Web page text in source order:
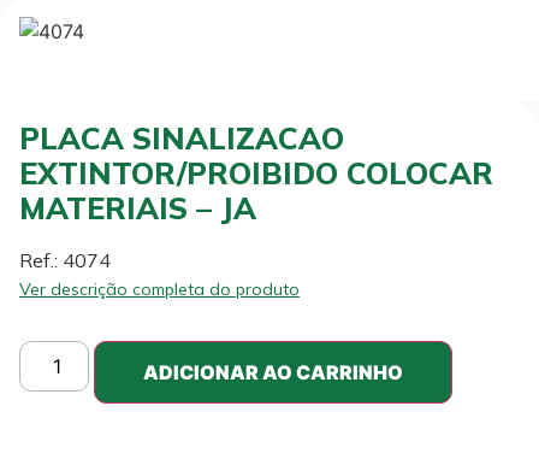
PLACA SINALIZACAO
EXTINTOR/PROIBIDO COLOCAR
MATERIAIS – JA
Ref.: 4074
Ver descrição completa do produto
ADICIONAR AO CARRINHO